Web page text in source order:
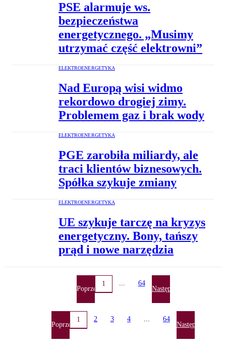
PSE alarmuje ws.
bezpieczeństwa
energetycznego. „Musimy
utrzymać część elektrowni”
ELEKTROENERGETYKA
Nad Europą wisi widmo
rekordowo drogiej zimy.
Problemem gaz i brak wody
ELEKTROENERGETYKA
PGE zarobiła miliardy, ale
traci klientów biznesowych.
Spółka szykuje zmiany
ELEKTROENERGETYKA
UE szykuje tarczę na kryzys
energetyczny. Bony, tańszy
prąd i nowe narzędzia
Poprzednia
1 64
Następna
Poprzednia
1 2 3 4 64
Następna